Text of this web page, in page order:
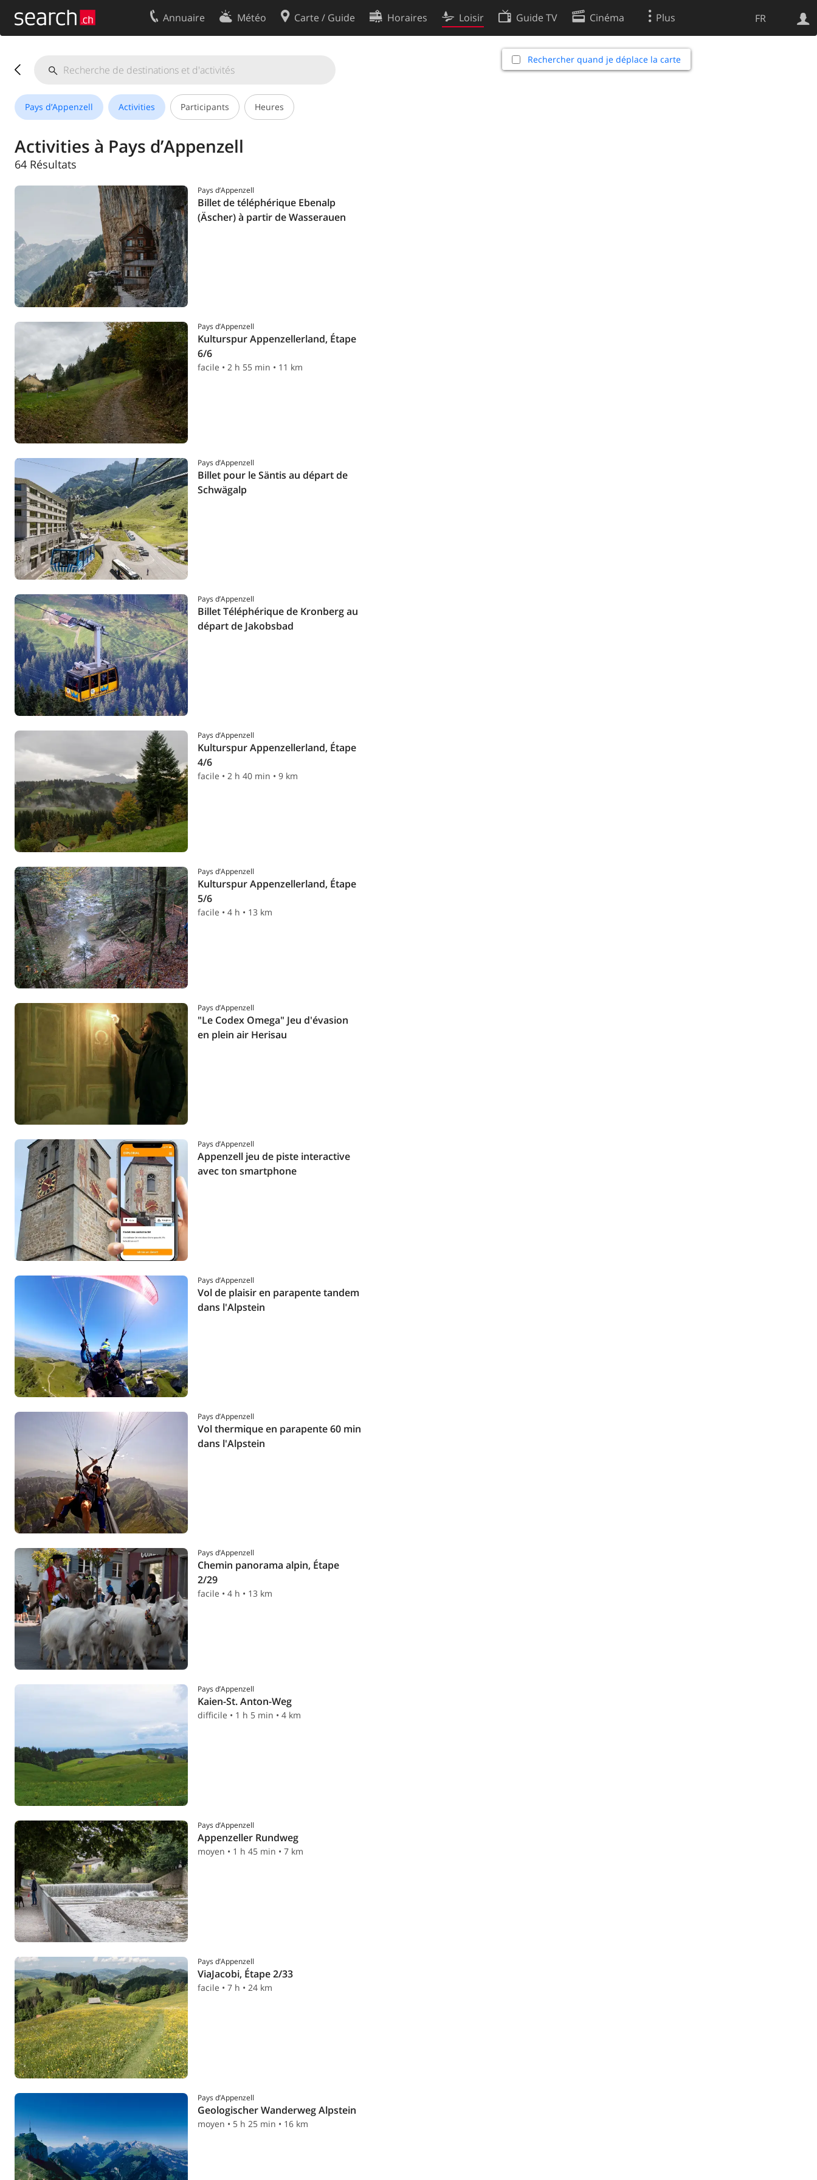
FR
Annuaire Météo Carte / Guide Horaires Loisir Guide TV Cinéma Plus
Pays d’Appenzell Activities Participants Heures
Activities à Pays d’Appenzell
64 Résultats
Pays d’Appenzell
Billet de téléphérique Ebenalp
(Äscher) à partir de Wasserauen
Pays d’Appenzell
Kulturspur Appenzellerland, Étape
6/6
facile • 2 h 55 min • 11 km
Pays d’Appenzell
Billet pour le Säntis au départ de
Schwägalp
Pays d’Appenzell
Billet Téléphérique de Kronberg au
départ de Jakobsbad
Pays d’Appenzell
Kulturspur Appenzellerland, Étape
4/6
facile • 2 h 40 min • 9 km
Pays d’Appenzell
Kulturspur Appenzellerland, Étape
5/6
facile • 4 h • 13 km
Pays d’Appenzell
"Le Codex Omega" Jeu d'évasion
en plein air Herisau
Pays d’Appenzell
Appenzell jeu de piste interactive
avec ton smartphone
Pays d’Appenzell
Vol de plaisir en parapente tandem
dans l'Alpstein
Pays d’Appenzell
Vol thermique en parapente 60 min
dans l'Alpstein
Pays d’Appenzell
Chemin panorama alpin, Étape
2/29
facile • 4 h • 13 km
Pays d’Appenzell
Kaien-St. Anton-Weg
difficile • 1 h 5 min • 4 km
Pays d’Appenzell
Appenzeller Rundweg
moyen • 1 h 45 min • 7 km
Pays d’Appenzell
ViaJacobi, Étape 2/33
facile • 7 h • 24 km
Pays d’Appenzell
Geologischer Wanderweg Alpstein
moyen • 5 h 25 min • 16 km
Rechercher quand je déplace la carte
Web
Centre clients
Mentions Légales
Conditions d’utilisation
Protection des données
Politique en matière de cookies
Préférences de cookies